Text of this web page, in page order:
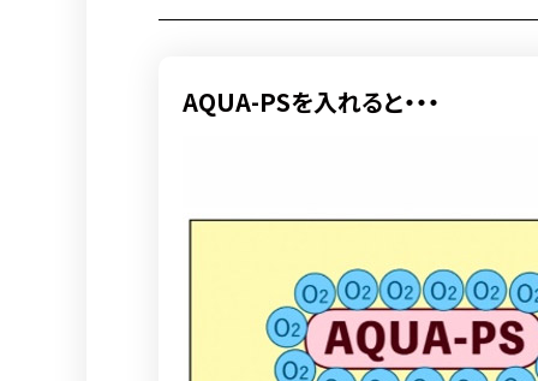
AQUA-PSを入れると・・・